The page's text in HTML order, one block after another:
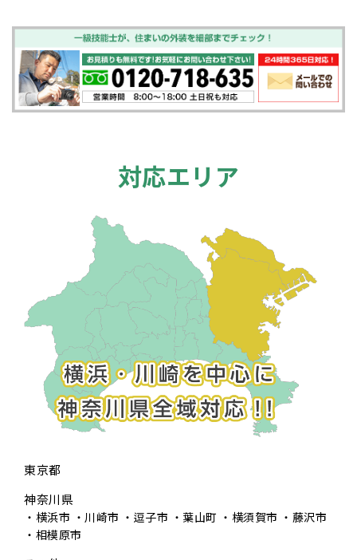
対応エリア
東京都
神奈川県
横浜市 川崎市 逗子市 葉山町 横須賀市
藤沢市
相模原市